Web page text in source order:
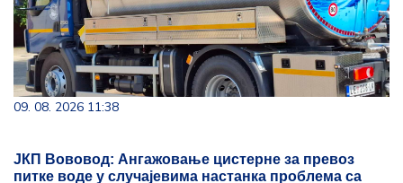
09. 08. 2026 11:38
ЈКП Вововод: Ангажовање цистерне за превоз
питке воде у случајевима настанка проблема са